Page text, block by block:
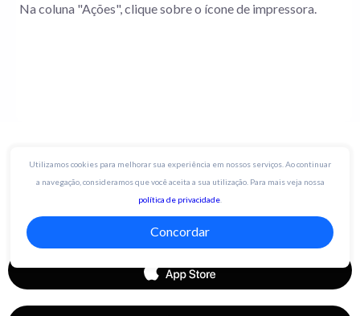
Na coluna "Ações", clique sobre o ícone de impressora.
Utilizamos cookies para melhorar sua experiência em nossos serviços. Ao continuar
a navegação, consideramos que você aceita a sua utilização. Para mais veja nossa
política de privacidade
Concordar